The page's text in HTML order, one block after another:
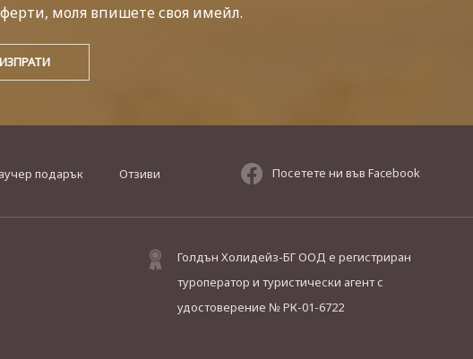
моля впишете своя имейл.
подарък Отзиви Посетете ни във Facebook
Голдън Холидейз-БГ ООД е регистриран
туроператор и туристически агент с
удостоверение № РК-01-6722